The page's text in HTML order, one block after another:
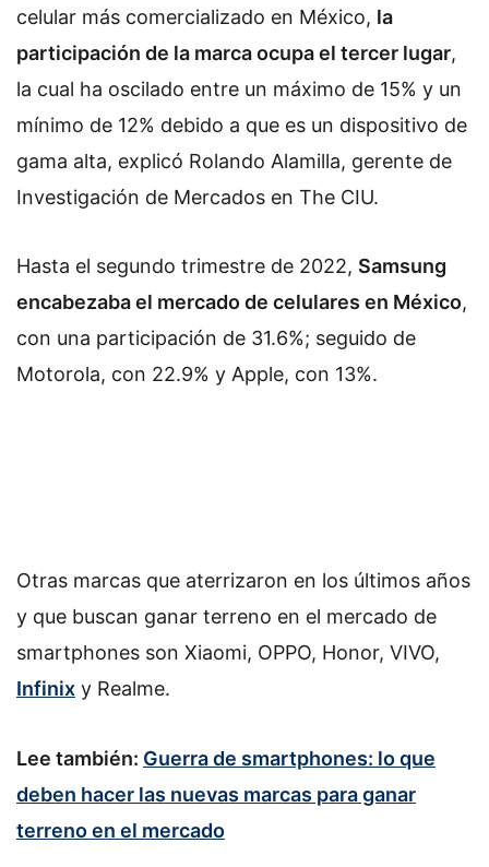
celular más comercializado en México, la
participación de la marca ocupa el tercer lugar,
la cual ha oscilado entre un máximo de 15% y un
mínimo de 12% debido a que es un dispositivo de
gama alta, explicó Rolando Alamilla, gerente de
Investigación de Mercados en The CIU.
Hasta el segundo trimestre de 2022, Samsung
encabezaba el mercado de celulares en México,
con una participación de 31.6%; seguido de
Motorola, con 22.9% y Apple, con 13%.
Otras marcas que aterrizaron en los últimos años
y que buscan ganar terreno en el mercado de
smartphones son Xiaomi, OPPO, Honor, VIVO,
Infinix y Realme.
Lee también: Guerra de smartphones: lo que
deben hacer las nuevas marcas para ganar
terreno en el mercado